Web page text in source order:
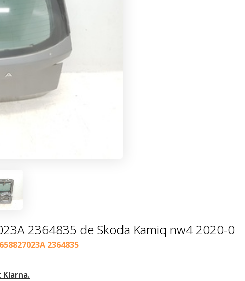
2364835 de Skoda Kamiq nw4 2020-0
2364835
Klarna.